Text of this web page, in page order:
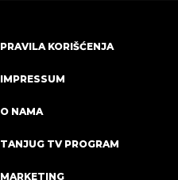
PRAVILA KORIŠĆENJA
IMPRESSUM
O NAMA
TANJUG TV PROGRAM
MARKETING